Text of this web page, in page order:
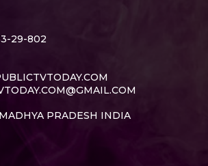
29-802
PRADESH INDIA